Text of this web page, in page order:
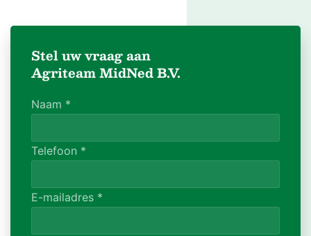
Stel uw vraag aan
Agriteam MidNed B.V.
Naam *
Telefoon *
E-mailadres *